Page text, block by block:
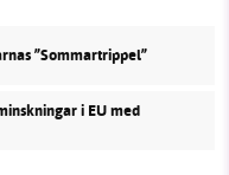
”Sommartrippel”
i EU med